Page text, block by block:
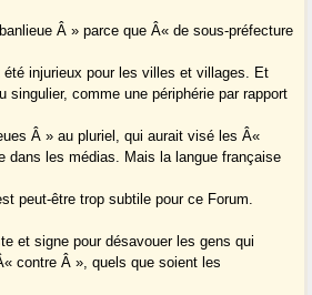
Â » parce que Â« de sous-préfecture
injurieux pour les villes et villages. Et
singulier, comme une périphérie par rapport
Â » au pluriel, qui aurait visé les Â«
dans les médias. Mais la langue française
peut-être trop subtile pour ce Forum.
et signe pour désavouer les gens qui
contre Â », quels que soient les